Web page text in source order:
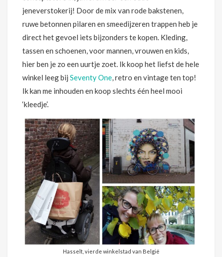
jeneverstokerij! Door de mix van rode bakstenen,
ruwe betonnen pilaren en smeedijzeren trappen heb je
direct het gevoel iets bijzonders te kopen. Kleding,
tassen en schoenen, voor mannen, vrouwen en kids,
hier ben je zo een uurtje zoet. Ik koop het liefst de hele
winkel leeg bij Seventy One, retro en vintage ten top!
Ik kan me inhouden en koop slechts één heel mooi
‘kleedje’.
Hasselt, vierde winkelstad van België